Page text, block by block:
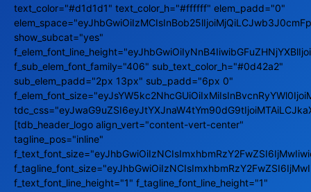
text_color="#d1d1d1" text_color_h="#ffffff" elem_padd="0"
show_subcat="yes"
f_sub_elem_font_family="406" sub_text_color_h="#0d42a2"
sub_elem_padd="2px 13px" sub_padd="6px 0"
[tdb_header_logo align_vert="content-vert-center"
tagline_pos="inline"
f_text_font_line_height="1" f_tagline_font_line_height="1"